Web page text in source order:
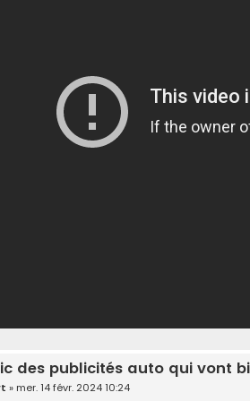
des publicités auto qui vont
» mer. 14 févr. 2024 10:24